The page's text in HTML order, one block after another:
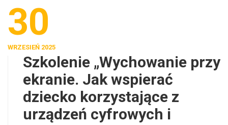
30
WRZESIEŃ 2025
Szkolenie „Wychowanie przy
ekranie. Jak wspierać
dziecko korzystające z
urządzeń cyfrowych i